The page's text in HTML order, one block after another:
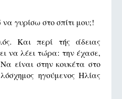
γυρίσω στο σπίτι μου;!
Και περί τής άδειας
να λέει τώρα: την έχασε,
είναι στην κουκέτα στο
ηγούμενος Ηλίας